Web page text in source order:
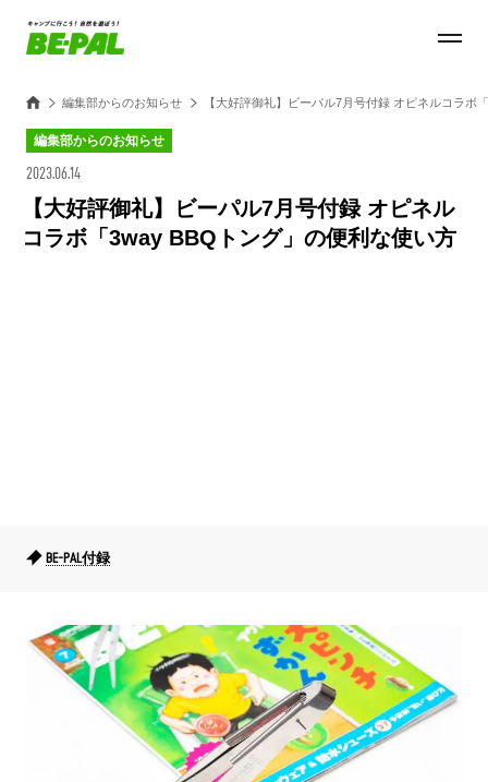
編集部からのお知らせ 【大好評御礼】ビーパル7月号付録 オピネルコラボ
編集部からのお知らせ
2023.06.14
【大好評御礼】ビーパル7月号付録 オピネル
コラボ「3way BBQトング」の便利な使い方
BE-PAL付録